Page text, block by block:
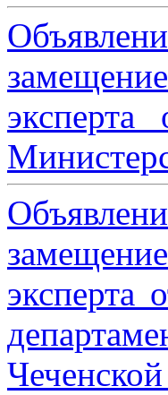
эксперта
эксперта